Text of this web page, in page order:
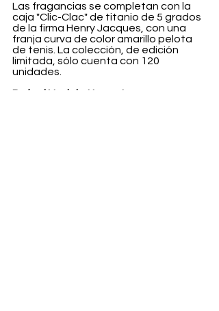
Las fragancias se completan con la
caja "Clic-Clac" de titanio de 5 grados
de la firma Henry Jacques, con una
franja curva de color amarillo pelota
de tenis. La colección, de edición
limitada, sólo cuenta con 120
unidades.
Rafael Nadal x Henry Jacques